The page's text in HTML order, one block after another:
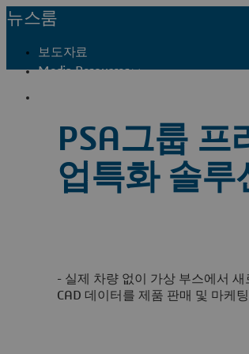
뉴스룸
보도자료
Media Resources
PSA그룹
업특화 솔루
- 실제 차량 없이 가상 부스에서 새
CAD 데이터를 제품 판매 및 마케